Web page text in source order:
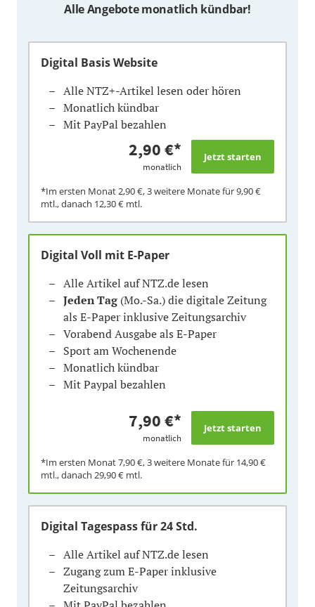
Alle Angebote monatlich kündbar!
Digital Basis Website
Alle NTZ+-Artikel lesen oder hören
Monatlich kündbar
Mit PayPal bezahlen
2,90 €*
monatlich
*Im ersten Monat2,90 €, 3 weitere Monate für9,90 €
mtl., danach 12,30 € mtl.
Digital Voll mit E-Paper
Alle Artikel auf NTZ.de lesen
Jeden Tag(Mo.-Sa.) die digitale Zeitung
als E-Paper inklusive Zeitungsarchiv
Vorabend Ausgabe als E-Paper
Sport am Wochenende
Monatlich kündbar
Mit Paypal bezahlen
7,90 €*
monatlich
*Im ersten Monat7,90 €, 3 weitere Monate für 14,90 €
mtl., danach 29,90 € mtl.
Digital Tagespassfür 24 Std.
Alle Artikel auf NTZ.de lesen
Zugang zum E-Paper inklusive
Zeitungsarchiv